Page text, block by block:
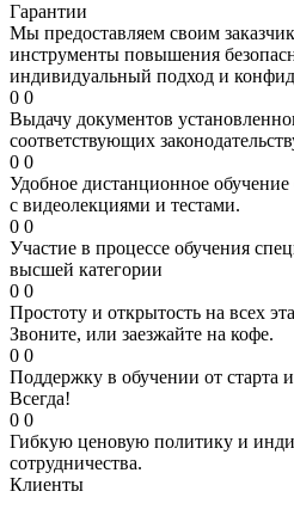
Гарантии
Мы предоставляем своим
инструменты повышения
индивидуальный подход и
0 0
Выдачу документов
соответствующих
0 0
Удобное дистанционное
с видеолекциями и тестами.
0 0
Участие в процессе обучения
высшей категории
0 0
Простоту и открытость на всех
Звоните, или заезжайте на кофе.
0 0
Поддержку в обучении от старта
Всегда!
0 0
Гибкую ценовую политику и
сотрудничества.
Клиенты